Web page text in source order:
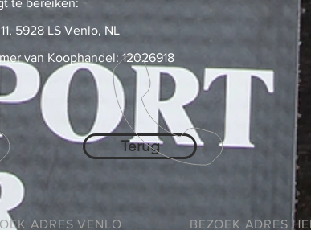
te bereiken:
5928 LS Venlo, NL
van Koophandel: 12026918
Terug
ADRES VENLO BEZOEK ADRES